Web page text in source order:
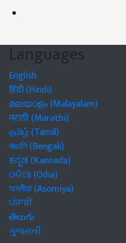
Languages
English
हिंदी (Hindi)
മലയാളം (Malayalam)
मराठी (Marathi)
தமிழ் (Tamil)
বাঙালি (Bengali)
ಕನ್ನಡ (Kannada)
ଓଡିଆ (Odia)
অসমীয়া (Asomiya)
ਪੰਜਾਬੀ
తెలుగు
ગુજરાતી